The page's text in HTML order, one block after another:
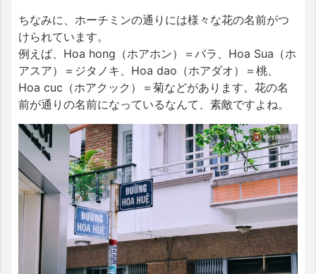
ちなみに、ホーチミンの通りには様々な花の名前がつ
けられています。
例えば、Hoa hong（ホアホン）＝バラ、Hoa Sua（ホ
アスア）＝ジタノキ、Hoa dao（ホアダオ）＝桃、
Hoa cuc（ホアクック）＝菊などがあります。花の名
前が通りの名前になっているなんて、素敵ですよね。